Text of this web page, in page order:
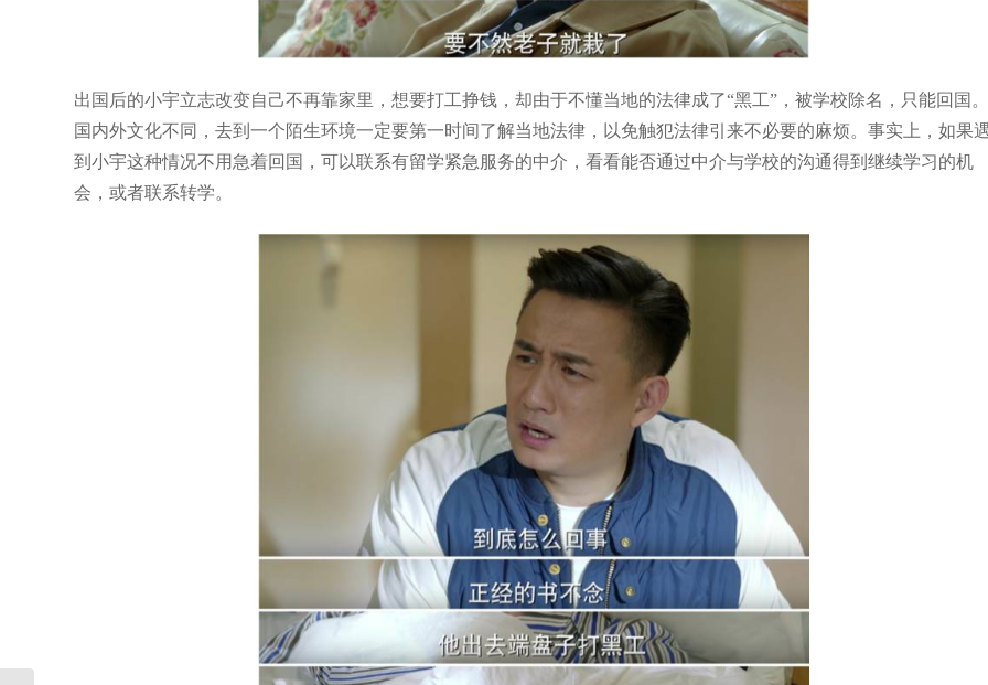
出国后的小宇立志改变自己不再靠家里，想要打工挣钱，却由于不懂当地的法律成了“黑工”，被学校除名，只能回国。
国内外文化不同，去到一个陌生环境一定要第一时间了解当地法律，以免触犯法律引来不必要的麻烦。事实上，如果
到小宇这种情况不用急着回国，可以联系有留学紧急服务的中介，看看能否通过中介与学校的沟通得到继续学习的机
会，或者联系转学。